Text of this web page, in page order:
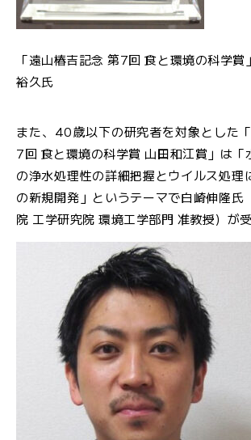
マ
ジ
ン
「遠山椿吉記念 第7回 食と環境の科学
裕久氏
また、40歳以下の研究者を対象とした
7回 食と環境の科学賞 山田和江賞」は「
の浄水処理性の詳細把握とウイルス処理
の新規開発」というテーマで白崎伸隆氏
院 工学研究院 環境工学部門 准教授）が受